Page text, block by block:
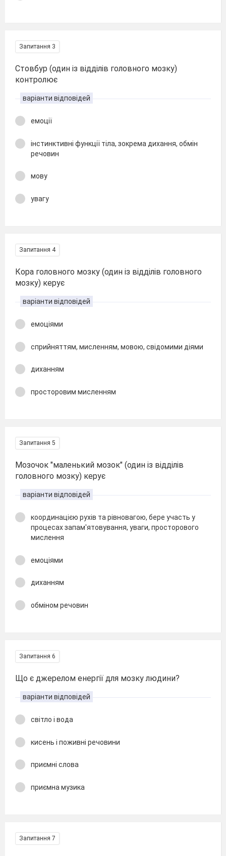
Запитання 3
Стовбур (один із відділів головного мозку)
контролює
варіанти відповідей
емоції
інстинктивні функції тіла, зокрема дихання, обмін
речовин
мову
увагу
Запитання 4
Кора головного мозку (один із відділів головного
мозку) керує
варіанти відповідей
емоціями
сприйняттям, мисленням, мовою, свідомими діями
диханням
просторовим мисленням
Запитання 5
Мозочок "маленький мозок" (один із відділів
головного мозку) керує
варіанти відповідей
координацією рухів та рівновагою, бере участь у
процесах запам'ятовування, уваги, просторового
мислення
емоціями
диханням
обміном речовин
Запитання 6
Що є джерелом енергії для мозку людини?
варіанти відповідей
світло і вода
кисень і поживні речовини
приємні слова
приємна музика
Запитання 7